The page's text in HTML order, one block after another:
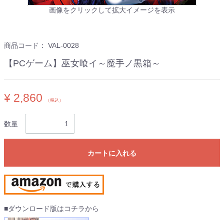
画像をクリックして拡大イメージを表示
商品コード： VAL-0028
【PCゲーム】巫女喰イ～魔手ノ黒箱～
¥ 2,860 （税込）
数量
カートに入れる
■ダウンロード版はコチラから